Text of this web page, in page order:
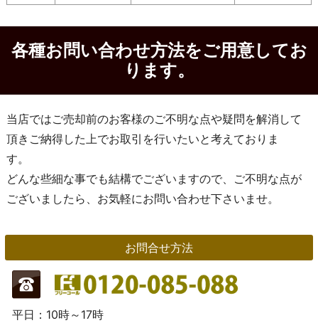
各種お問い合わせ方法をご用意してお
ります。
当店ではご売却前のお客様のご不明な点や疑問を解消して
頂きご納得した上でお取引を行いたいと考えておりま
す。
どんな些細な事でも結構でございますので、ご不明な点が
ございましたら、お気軽にお問い合わせ下さいませ。
お問合せ方法
平日：10時～17時